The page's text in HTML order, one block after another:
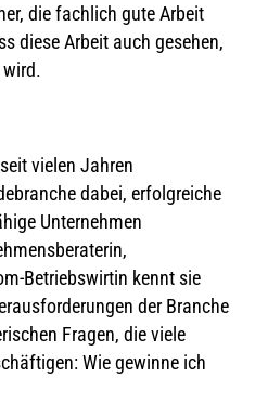
die fachlich gute Arbeit
diese Arbeit auch gesehen,
vielen Jahren
dabei, erfolgreiche
Unternehmen
Betriebswirtin kennt sie
der Branche
Fragen, die viele
Wie gewinne ich